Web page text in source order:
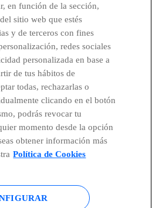
Aviso legal
en función de la sección,
sitio web que estés
y de terceros con fines
redes sociales
personalizada en base a
de tus hábitos de
todas, rechazarlas o
clicando en el botón
podrás revocar tu
momento desde la opción
obtener información más
Política de Cookies